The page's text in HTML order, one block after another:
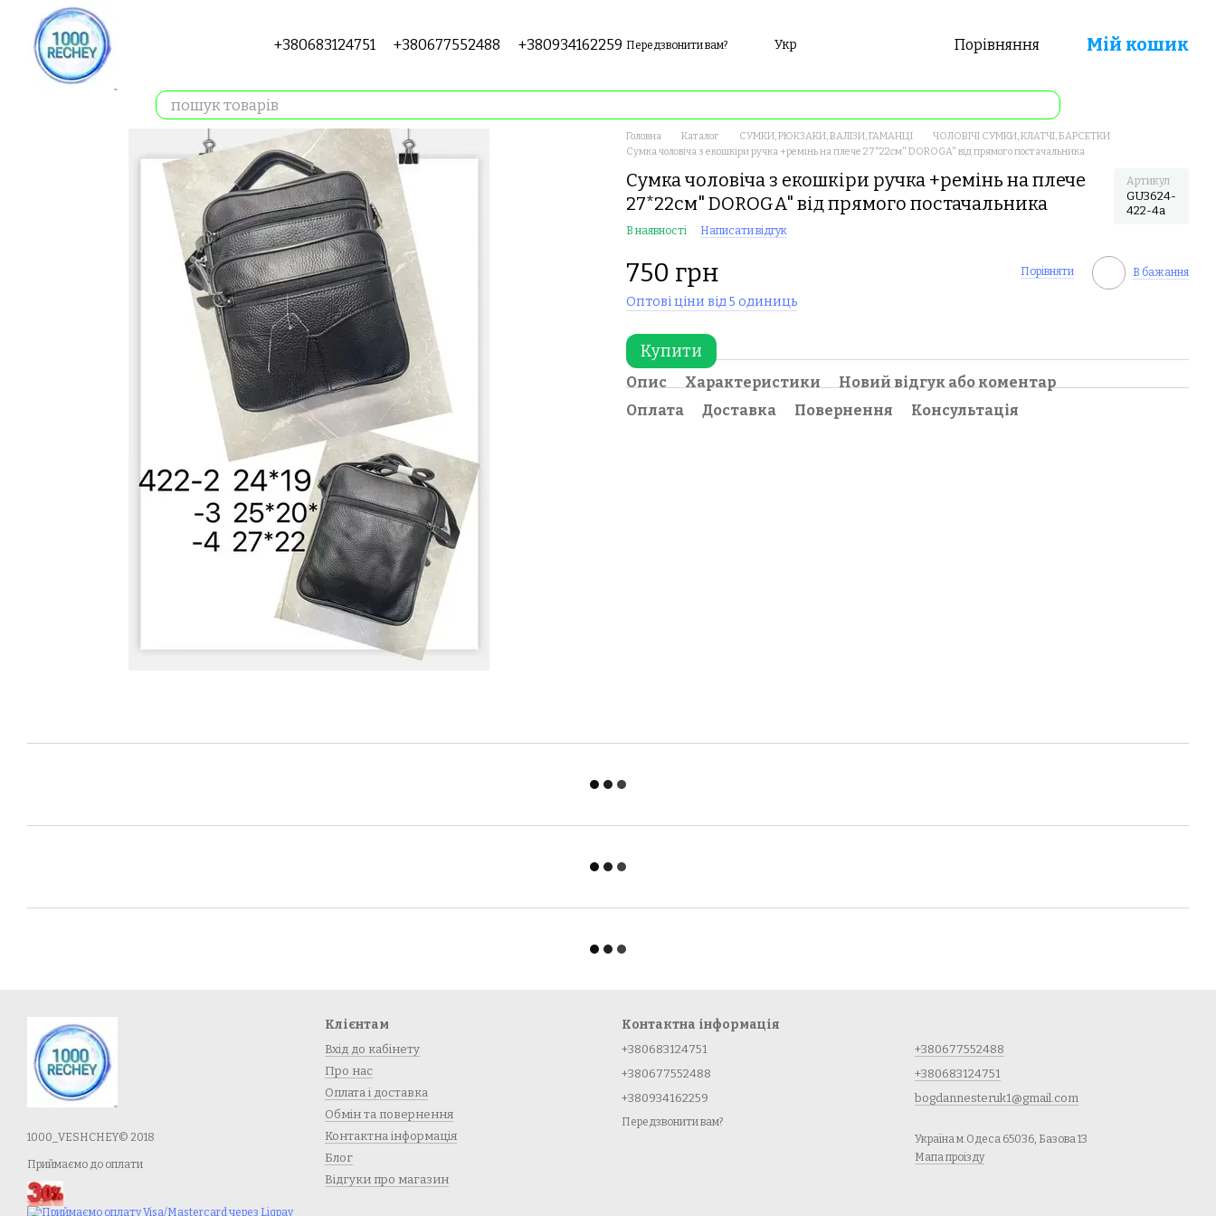
Перейти до основного контенту
+380683124751 +380677552488 +380934162259 Передзвонити вам? Укр Порівняння Мій кошик
Головна Каталог СУМКИ, РЮКЗАКИ, ВАЛІЗИ, ГАМАНЦІ
ЧОЛОВІЧІ СУМКИ, КЛАТЧІ, БАРСЕТКИ
Сумка чоловіча з екошкіри ручка +ремінь на плече 27*22см" DOROGA" від прямого постачальника
Сумка чоловіча з екошкіри ручка +ремінь на плече
27*22см" DOROGA" від прямого постачальника
Артикул
GU3624-
422-4a
В наявності Написати відгук
750 грн Порівняти В бажання
Оптові ціни від 5 одиниць
Купити
Опис Характеристики
Новий відгук або коментар
Оплата
Доставка Повернення Консультація
1000_VESHCHEY© 2018
Приймаємо до оплати
Клієнтам
Вхід до кабінету
Про нас
Оплата і доставка
Обмін та повернення
Контактна інформація
Блог
Відгуки про магазин
Контактна інформація
+380683124751
+380677552488
+380934162259
Передзвонити вам?
+380677552488
+380683124751
bogdannesteruk1@gmail.com
Україна м.Одеса 65036, Базова 13
Мапа проїзду